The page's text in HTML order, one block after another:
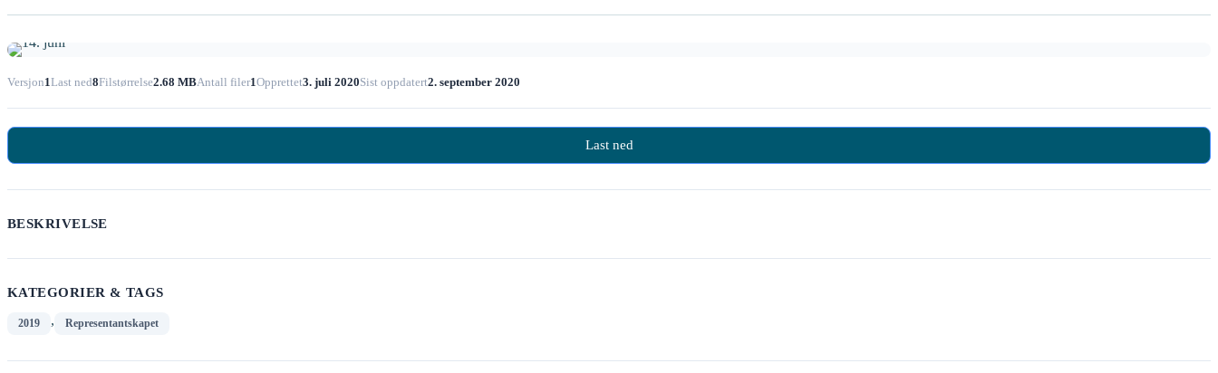
Versjon1Last ned8Filstørrelse2.68 MBAntall filer1Opprettet3. juli 2020Sist oppdatert2. september 2020
Last ned
BESKRIVELSE
KATEGORIER & TAGS
2019 , Representantskapet